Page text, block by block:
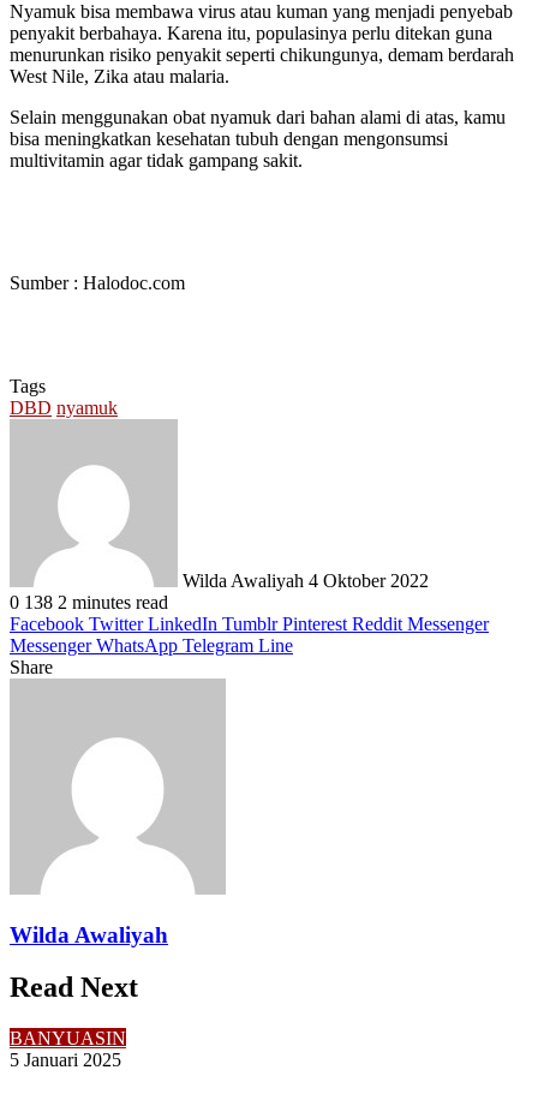
Nyamuk bisa membawa virus atau kuman yang menjadi penyebab
penyakit berbahaya. Karena itu, populasinya perlu ditekan guna
menurunkan risiko penyakit seperti chikungunya, demam berdarah
West Nile, Zika atau malaria.
Selain menggunakan obat nyamuk dari bahan alami di atas, kamu
bisa meningkatkan kesehatan tubuh dengan mengonsumsi
multivitamin agar tidak gampang sakit.
Sumber : Halodoc.com
Tags
DBD nyamuk
Wilda Awaliyah 4 Oktober 2022
0 138 2 minutes read
Facebook Twitter LinkedIn Tumblr Pinterest Reddit Messenger
Messenger WhatsApp Telegram Line
Share
Wilda Awaliyah
Read Next
BANYUASIN
5 Januari 2025